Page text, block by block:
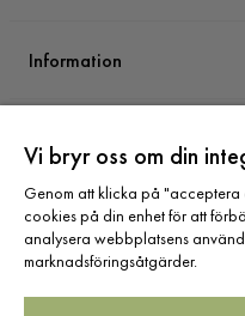
Information
Sortiment
Vi bryr oss om din
Genom att klicka på
cookies på din enhet för att
analysera webbplatsens
marknadsföringsåtgärder.